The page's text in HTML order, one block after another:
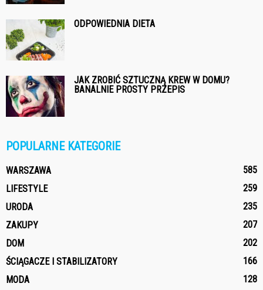
ODPOWIEDNIA DIETA
JAK ZROBIĆ SZTUCZNĄ KREW W DOMU?
BANALNIE PROSTY PRZEPIS
POPULARNE KATEGORIE
WARSZAWA
585
LIFESTYLE
259
URODA
235
ZAKUPY
207
DOM
202
ŚCIĄGACZE I STABILIZATORY
166
MODA
128